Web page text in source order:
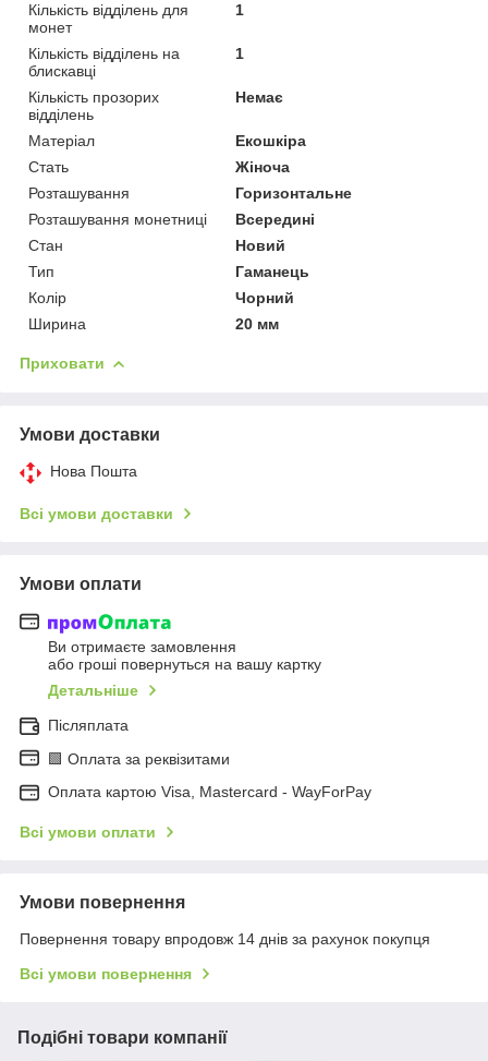
Кількість відділень для
монет
1
Кількість відділень на
блискавці
1
Кількість прозорих
відділень
Немає
Матеріал
Екошкіра
Стать
Жіноча
Розташування
Горизонтальне
Розташування монетниці
Всередині
Стан
Новий
Тип
Гаманець
Колір
Чорний
Ширина
20 мм
Приховати
Умови доставки
Нова Пошта
Всі умови доставки
Умови оплати
Ви отримаєте замовлення
або гроші повернуться на вашу картку
Детальніше
Післяплата
🟩 Оплата за реквізитами
Оплата картою Visa, Mastercard - WayForPay
Всі умови оплати
Умови повернення
Повернення товару впродовж 14 днів за рахунок покупця
Всі умови повернення
Подібні товари компанії